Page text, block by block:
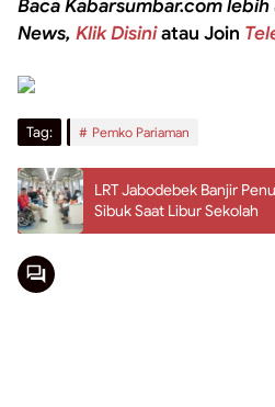
Baca Kabarsumbar.com
News, Klik Disiniatau Join
Tag: Pemko Pariaman
LRT Jabodebek Banjir
Sibuk Saat Libur Sekolah